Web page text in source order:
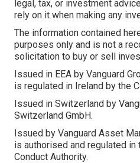
legal, tax, or investment
rely on it when making any
The information contained
purposes only and is not a
solicitation to buy or sell
Issued in EEA by Vanguard
is regulated in Ireland by the
Issued in Switzerland by
Switzerland GmbH.
Issued by Vanguard Asset
is authorised and regulated in
Conduct Authority.